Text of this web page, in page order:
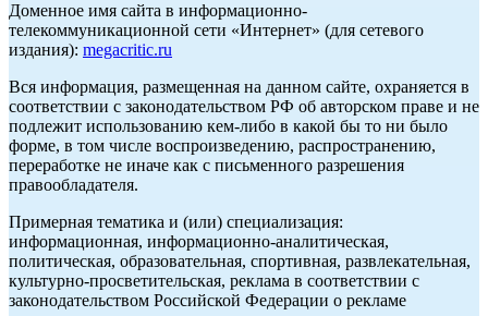
Доменное имя сайта в информационно-
телекоммуникационной сети «Интернет» (для сетевого
издания): megacritic.ru
Вся информация, размещенная на данном сайте, охраняется в
соответствии с законодательством РФ об авторском праве и не
подлежит использованию кем-либо в какой бы то ни было
форме, в том числе воспроизведению, распространению,
переработке не иначе как с письменного разрешения
правообладателя.
Примерная тематика и (или) специализация:
информационная, информационно-аналитическая,
политическая, образовательная, спортивная, развлекательная,
культурно-просветительская, реклама в соответствии с
законодательством Российской Федерации о рекламе